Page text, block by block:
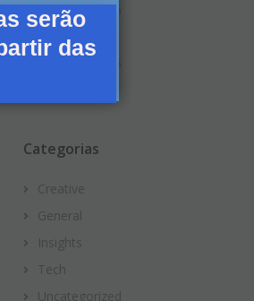
fevereiro 2016
janeiro 2016
Categorias
Creative
General
Insights
Tech
Uncategorized
serão
das